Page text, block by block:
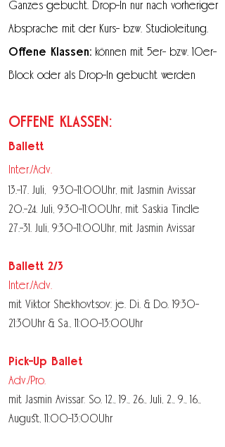
Ganzes gebucht. Drop-In nur nach vorheriger
Absprache mit der Kurs- bzw. Studioleitung.
Offene Klassen: können mit 5er- bzw. 10er-
Block oder als Drop-In gebucht werden
OFFENE KLASSEN:
Ballett
Inter./Adv.
13.-17. Juli, 9:30-11:00Uhr, mit Jasmin Avissar
20.-24. Juli, 9:30-11:00Uhr, mit Saskia Tindle
27.-31. Juli, 9:30-11:00Uhr, mit Jasmin Avissar
Ballett 2/3
Inter./Adv.
mit Viktor Shekhovtsov: je. Di. & Do. 19:30-
21:30Uhr & Sa., 11:00-13:00Uhr
Pick-Up Ballet
Adv./Pro.
mit Jasmin Avissar: So. 12., 19., 26., Juli, 2., 9., 16.,
August, 11:00-13:00Uhr